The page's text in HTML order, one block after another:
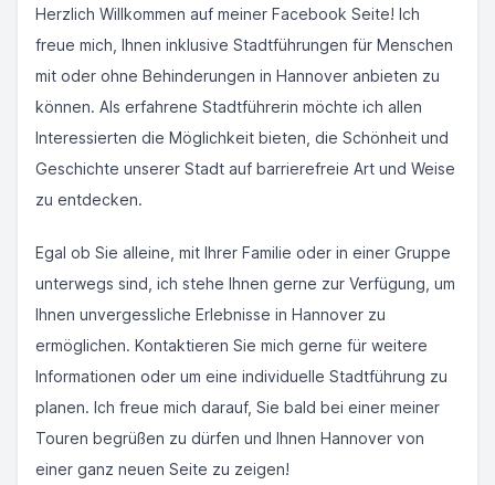
Herzlich Willkommen auf meiner Facebook Seite! Ich
freue mich, Ihnen inklusive Stadtführungen für Menschen
mit oder ohne Behinderungen in Hannover anbieten zu
können. Als erfahrene Stadtführerin möchte ich allen
Interessierten die Möglichkeit bieten, die Schönheit und
Geschichte unserer Stadt auf barrierefreie Art und Weise
zu entdecken.
Egal ob Sie alleine, mit Ihrer Familie oder in einer Gruppe
unterwegs sind, ich stehe Ihnen gerne zur Verfügung, um
Ihnen unvergessliche Erlebnisse in Hannover zu
ermöglichen. Kontaktieren Sie mich gerne für weitere
Informationen oder um eine individuelle Stadtführung zu
planen. Ich freue mich darauf, Sie bald bei einer meiner
Touren begrüßen zu dürfen und Ihnen Hannover von
einer ganz neuen Seite zu zeigen!